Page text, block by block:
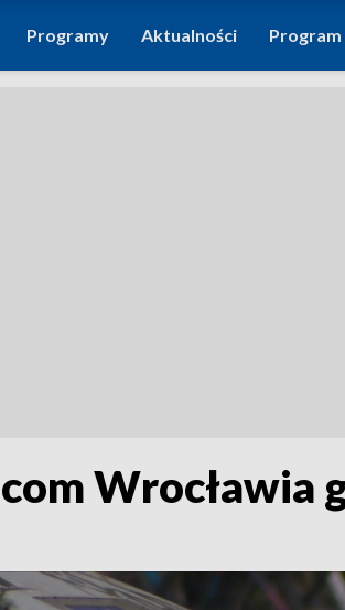
Programy Aktualności Program
Wrocławia